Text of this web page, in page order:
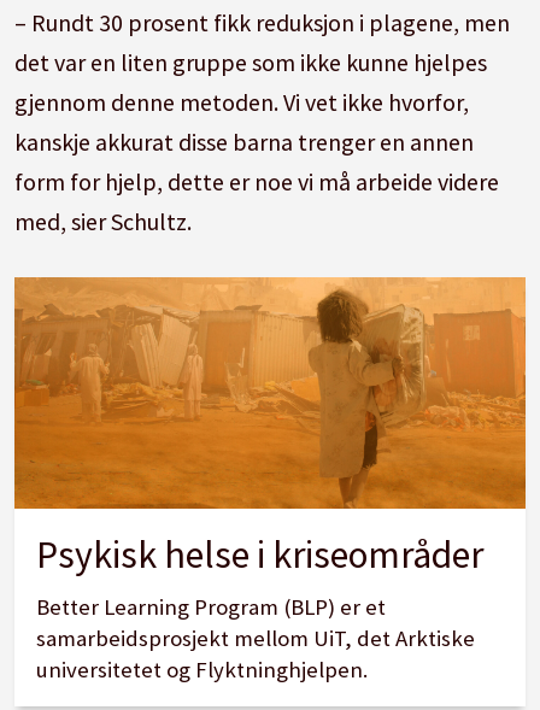
– Rundt 30 prosent fikk reduksjon i plagene, men
det var en liten gruppe som ikke kunne hjelpes
gjennom denne metoden. Vi vet ikke hvorfor,
kanskje akkurat disse barna trenger en annen
form for hjelp, dette er noe vi må arbeide videre
med, sier Schultz.
Psykisk helse i kriseområder
Better Learning Program (BLP) er et
samarbeidsprosjekt mellom UiT, det Arktiske
universitetet og Flyktninghjelpen.